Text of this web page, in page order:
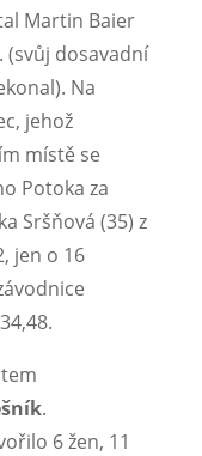
Martin Baier
(svůj dosavadní
Na
jehož
místě se
Potoka za
Sršňová (35) z
jen o 16
.
6 žen, 11